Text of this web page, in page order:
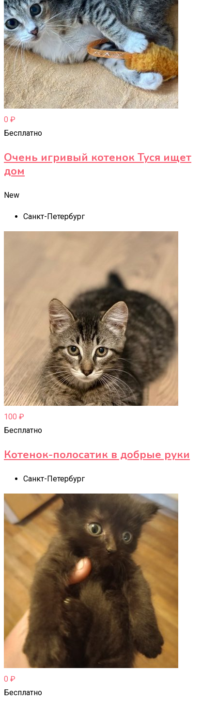
0 ₽
Бесплатно
Очень игривый котенок Туся ищет
дом
New
Санкт-Петербург
100 ₽
Бесплатно
Котенок-полосатик в добрые руки
Санкт-Петербург
0 ₽
Бесплатно